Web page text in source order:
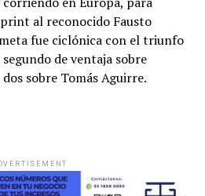
al reconocido Fausto
fue ciclónica con el triunfo
de ventaja sobre
sobre Tomás Aguirre.